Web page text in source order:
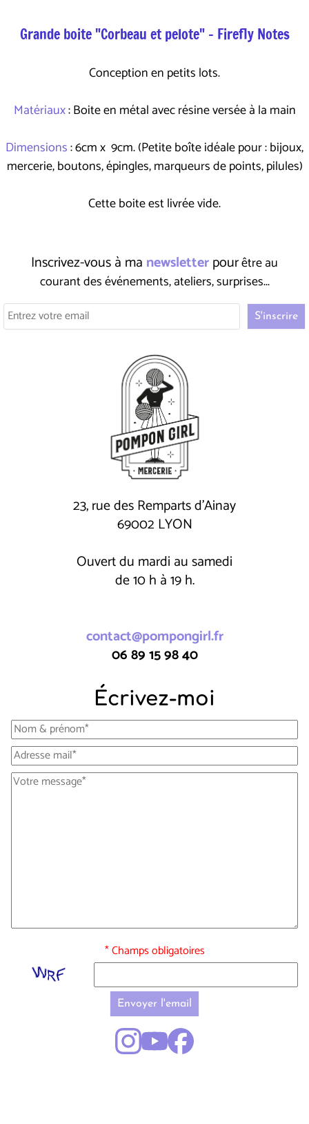
Grande boite "Corbeau et pelote" - Firefly Notes
Conception en petits lots.
Matériaux: Boite en métal avec résine versée à la main
Dimensions: 6cm x 9cm. (Petite boîte idéale pour : bijoux,
mercerie, boutons, épingles, marqueurs de points, pilules)
Cette boite est livrée vide.
Inscrivez-vous à ma newsletterpourêtre au
courant des événements, ateliers, surprises...
23, rue des Remparts d'Ainay
69002 LYON
Ouvert du mardi au samedi
de 10 h à 19 h.
contact@pompongirl.fr
06 89 15 98 40
Écrivez-moi
* Champs obligatoires
Envoyer l'email